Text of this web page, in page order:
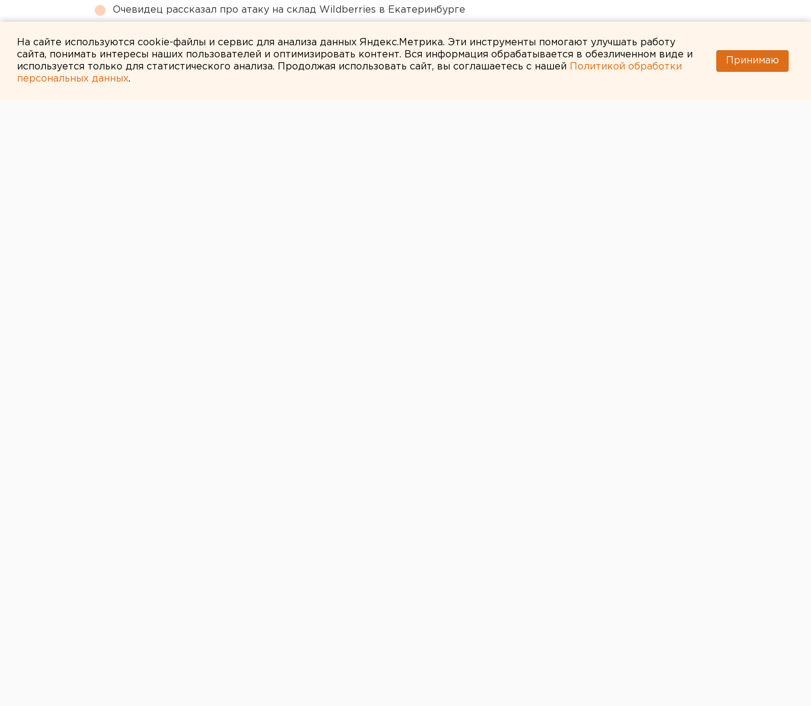
Очевидец рассказал про атаку на склад Wildberries в Екатеринбурге
На сайте используются cookie-файлы и сервис для анализа данных Яндекс.Метрика. Эти инструменты помогают улучшать работу
сайта, понимать интересы наших пользователей и оптимизировать контент. Вся информация обрабатывается в обезличенном виде и
используется только для статистического анализа. Продолжая использовать сайт, вы соглашаетесь с нашей
Политикой обработки
персональных данных.
Принимаю